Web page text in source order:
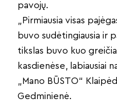
pavojų.
„Pirmiausia visas
buvo sudėtingiausia ir
tikslas buvo kuo
kasdienėse, labiausiai
„Mano BŪSTO“
Gedminienė.